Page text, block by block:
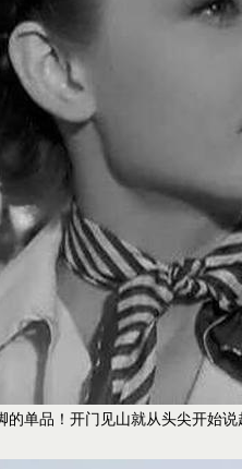
的单品！开门见山就从头尖开始